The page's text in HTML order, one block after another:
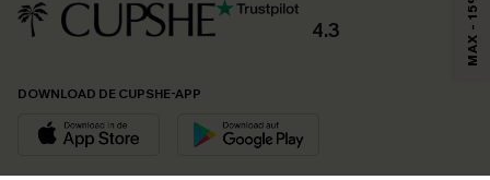
4.3
DOWNLOAD DE CUPSHE-APP
MAX - 15%